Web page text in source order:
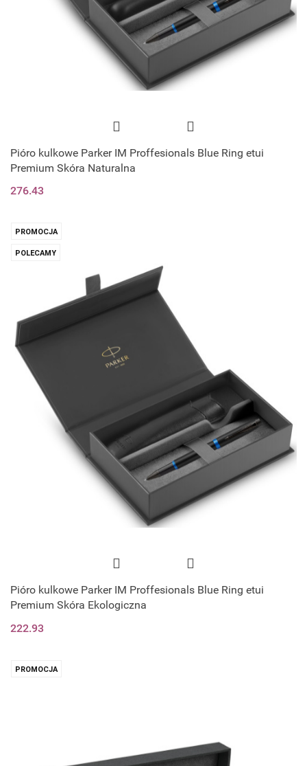
Pióro kulkowe Parker IM Proffesionals Blue Ring etui
Premium Skóra Naturalna
276.43
PROMOCJA
POLECAMY
Pióro kulkowe Parker IM Proffesionals Blue Ring etui
Premium Skóra Ekologiczna
222.93
PROMOCJA